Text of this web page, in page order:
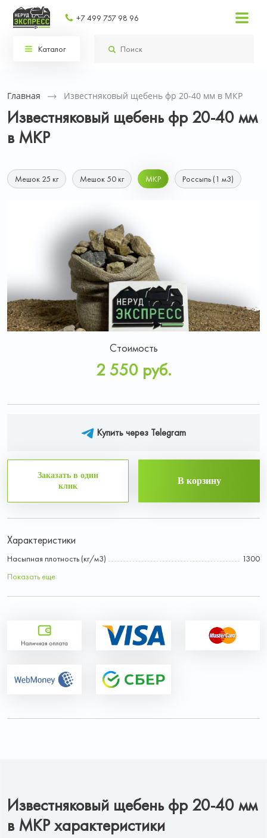
Каталог
+7 499 757 98 96
Главная Известняковый щебень фр 20-40 мм в МКР
Известняковый щебень фр 20-40 мм
в МКР
Мешок 25 кг Мешок 50 кг МКР Россыпь (1 м3)
Характеристики
Насыпная плотность (кг/м3)
1300
Показать еще
Стоимость
2 550 руб.
Купить через Telegram
Заказать в один
клик
В корзину
Известняковый щебень фр 20-40 мм
в МКР характеристики